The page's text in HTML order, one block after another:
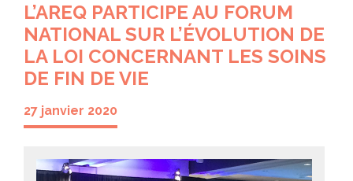
L’AREQ PARTICIPE AU FORUM
NATIONAL SUR L’ÉVOLUTION DE
LA LOI CONCERNANT LES SOINS
DE FIN DE VIE
27 janvier 2020